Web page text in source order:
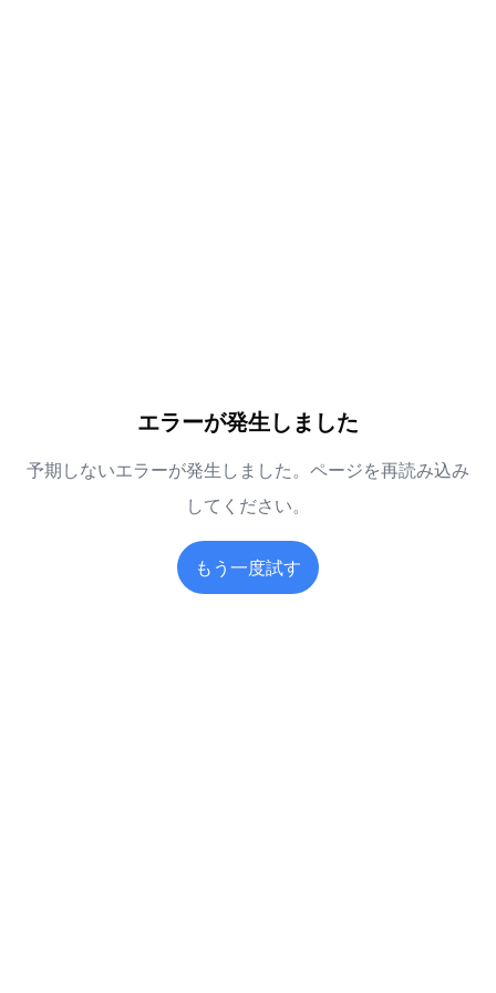
エラーが発生しました
予期しないエラーが発生しました。ページを再読み込み
してください。
もう一度試す